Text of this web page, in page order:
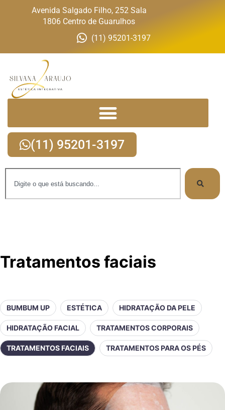
Avenida Salgado Filho, 252 Sala
1806 Centro de Guarulhos
(11) 95201-3197
(11) 95201-3197
Tratamentos faciais
BUMBUM UP ESTÉTICA HIDRATAÇÃO DA PELE
HIDRATAÇÃO FACIAL TRATAMENTOS CORPORAIS
TRATAMENTOS FACIAIS TRATAMENTOS PARA OS PÉS